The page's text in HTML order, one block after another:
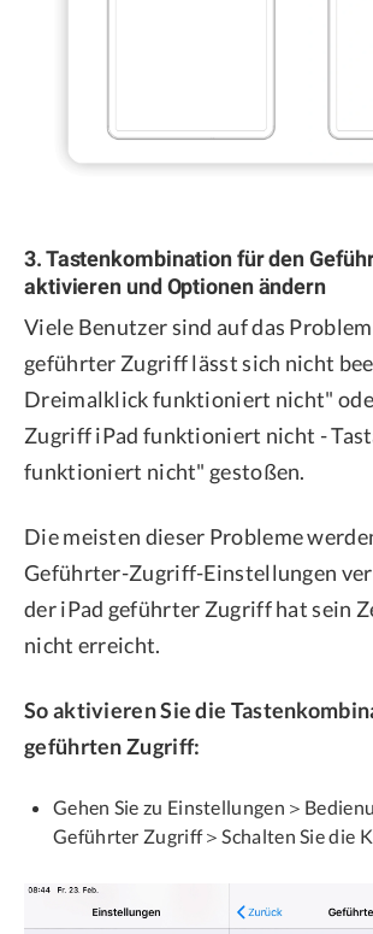
3. Tastenkombination für den
aktivieren und Optionen ändern
Viele Benutzer sind auf das
geführter Zugriff lässt sich nicht
Dreimalklick funktioniert nicht"
Zugriff iPad funktioniert nicht -
funktioniert nicht" gestoßen.
Die meisten dieser Probleme
Geführter-Zugriff-Einstellungen
der iPad geführter Zugriff hat sein
nicht erreicht.
So aktivieren Sie die
geführten Zugriff:
Gehen Sie zu Einstellungen＞
Geführter Zugriff＞Schalten Sie die